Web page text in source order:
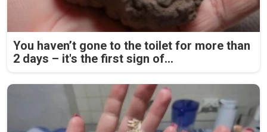
You haven’t gone to the toilet for more than
2 days – it's the first sign of...